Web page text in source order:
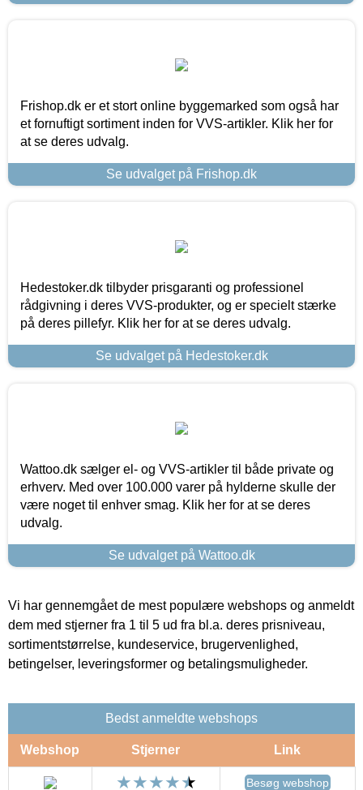
Frishop.dk er et stort online byggemarked som også har
et fornuftigt sortiment inden for VVS-artikler. Klik her for
at se deres udvalg.
Se udvalget på Frishop.dk
Hedestoker.dk tilbyder prisgaranti og professionel
rådgivning i deres VVS-produkter, og er specielt stærke
på deres pillefyr. Klik her for at se deres udvalg.
Se udvalget på Hedestoker.dk
Wattoo.dk sælger el- og VVS-artikler til både private og
erhverv. Med over 100.000 varer på hylderne skulle der
være noget til enhver smag. Klik her for at se deres
udvalg.
Se udvalget på Wattoo.dk
Vi har gennemgået de mest populære webshops og anmeldt
dem med stjerner fra 1 til 5 ud fra bl.a. deres prisniveau,
sortimentstørrelse, kundeservice, brugervenlighed,
betingelser, leveringsformer og betalingsmuligheder.
Bedst anmeldte webshops
Webshop Stjerner Link
Besøg webshop